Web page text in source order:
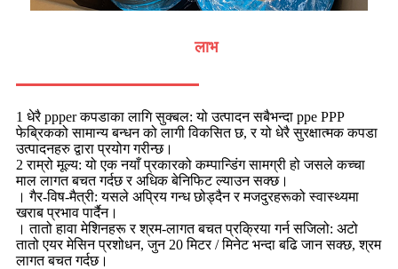
लाभ
1 धेरै ppper कपडाका लागि सुक्बल: यो उत्पादन सबैभन्दा ppe PPP
फेब्रिकको सामान्य बन्धन को लागी विकसित छ, र यो धेरै सुरक्षात्मक कपडा
उत्पादनहरु द्वारा प्रयोग गरीन्छ।
2 राम्रो मूल्य: यो एक नयाँ प्रकारको कम्पान्डिंग सामग्री हो जसले कच्चा
माल लागत बचत गर्दछ र अधिक बेनिफिट ल्याउन सक्छ।
। गैर-विष-मैत्री: यसले अप्रिय गन्ध छोड्दैन र मजदुरहरूको स्वास्थ्यमा
खराब प्रभाव पार्दैन।
। तातो हावा मेशिनहरू र श्रम-लागत बचत प्रक्रिया गर्न सजिलो: अटो
तातो एयर मेसिन प्रशोधन, जुन 20 मिटर / मिनेट भन्दा बढि जान सक्छ, श्रम
लागत बचत गर्दछ।